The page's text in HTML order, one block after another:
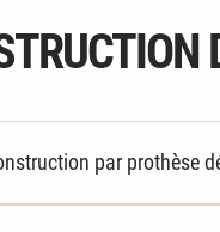
par prothèse